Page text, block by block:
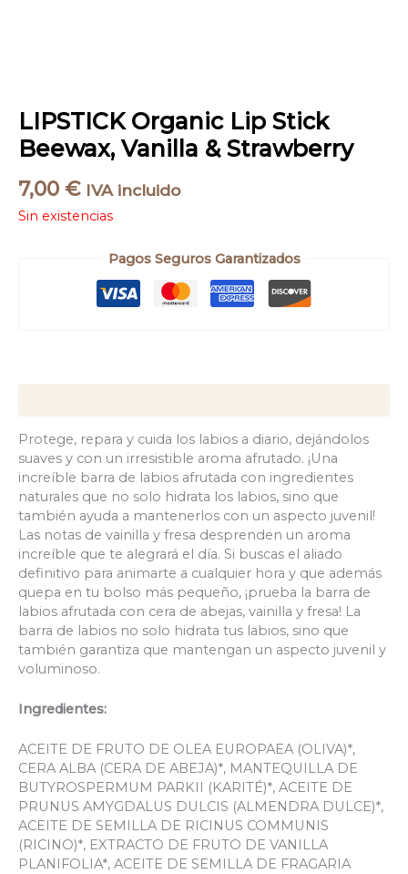
LIPSTICK Organic Lip Stick
Beewax, Vanilla & Strawberry
7,00 € IVA incluido
Sin existencias
Pagos Seguros Garantizados
Protege, repara y cuida los labios a diario, dejándolos
suaves y con un irresistible aroma afrutado. ¡Una
increíble barra de labios afrutada con ingredientes
naturales que no solo hidrata los labios, sino que
también ayuda a mantenerlos con un aspecto juvenil!
Las notas de vainilla y fresa desprenden un aroma
increíble que te alegrará el día. Si buscas el aliado
definitivo para animarte a cualquier hora y que además
quepa en tu bolso más pequeño, ¡prueba la barra de
labios afrutada con cera de abejas, vainilla y fresa! La
barra de labios no solo hidrata tus labios, sino que
también garantiza que mantengan un aspecto juvenil y
voluminoso.
Ingredientes:
ACEITE DE FRUTO DE OLEA EUROPAEA (OLIVA)*,
CERA ALBA (CERA DE ABEJA)*, MANTEQUILLA DE
BUTYROSPERMUM PARKII (KARITÉ)*, ACEITE DE
PRUNUS AMYGDALUS DULCIS (ALMENDRA DULCE)*,
ACEITE DE SEMILLA DE RICINUS COMMUNIS
(RICINO)*, EXTRACTO DE FRUTO DE VANILLA
PLANIFOLIA*, ACEITE DE SEMILLA DE FRAGARIA